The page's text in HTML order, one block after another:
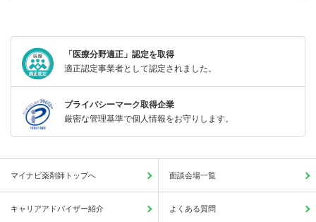
「医療分野適正」認定を取得
適正認定事業者として認定されました。
プライバシーマーク取得企業
厳密な管理基準で個人情報をお守りします。
マイナビ薬剤師トップへ 面談会場一覧
キャリアアドバイザー紹介 よくある質問